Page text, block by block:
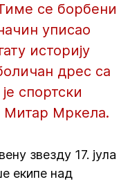
се борбени
уписао
историју
дрес са
спортски
Митар Мркела.
звезду 17. јула
екипе над